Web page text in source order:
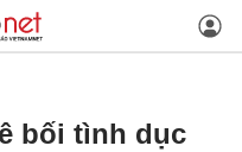
bối tình dục